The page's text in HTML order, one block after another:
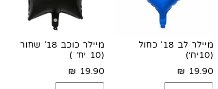
מיילר לב 18' כחול
(10יח׳)
19.90
₪
מיילר כוכב 18' שחור
(10 יח׳ )
19.90
₪